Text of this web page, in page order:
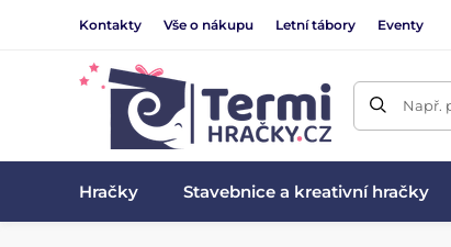
Kontakty Vše o nákupu Letní tábory Eventy
Např.
Hračky Stavebnice a kreativní hračky